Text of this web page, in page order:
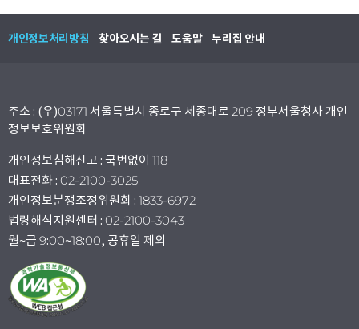
개인정보처리방침 찾아오시는 길 도움말 누리집 안내
주소 : (우)03171 서울특별시 종로구 세종대로 209 정부서울청사 개인
정보보호위원회
개인정보침해신고 : 국번없이 118
대표전화 : 02-2100-3025
개인정보분쟁조정위원회 : 1833-6972
법령해석지원센터 : 02-2100-3043
월~금 9:00~18:00, 공휴일 제외